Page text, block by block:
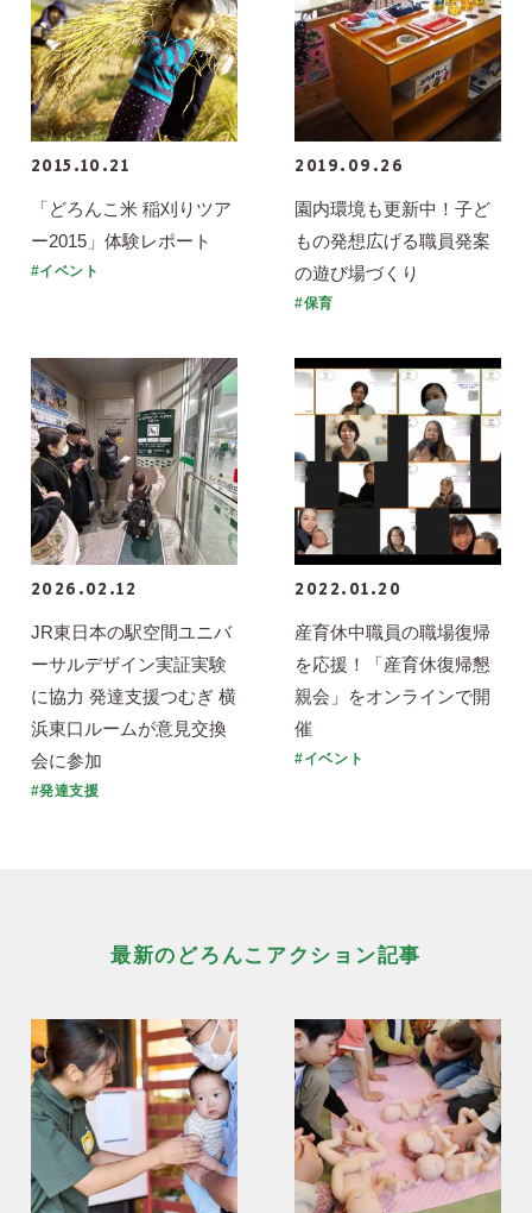
2015.10.21
「どろんこ米 稲刈りツア
ー2015」体験レポート
#イベント
2019.09.26
園内環境も更新中！子ど
もの発想広げる職員発案
の遊び場づくり
#保育
2026.02.12
JR東日本の駅空間ユニバ
ーサルデザイン実証実験
に協力 発達支援つむぎ 横
浜東口ルームが意見交換
会に参加
#発達支援
2022.01.20
産育休中職員の職場復帰
を応援！「産育休復帰懇
親会」をオンラインで開
催
#イベント
最新のどろんこアクション記事